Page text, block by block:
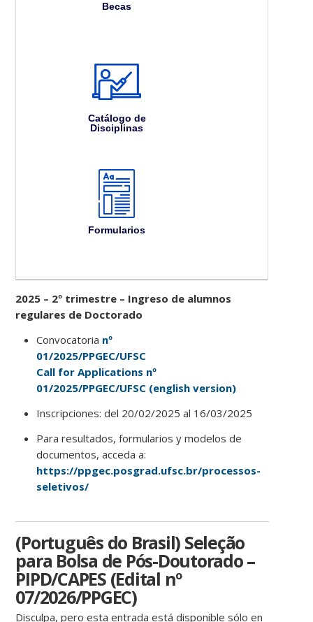
Becas
Catálogo de
Disciplinas
Formularios
2025 – 2º trimestre – Ingreso de alumnos
regulares de Doctorado
Convocatoria nº
01/2025/PPGEC/UFSC
Call for Applications nº
01/2025/PPGEC/UFSC (english version)
Inscripciones: del 20/02/2025 al 16/03/2025
Para resultados, formularios y modelos de
documentos, acceda a:
https://ppgec.posgrad.ufsc.br/processos-
seletivos/
(Português do Brasil) Seleção
para Bolsa de Pós-Doutorado –
PIPD/CAPES (Edital nº
07/2026/PPGEC)
Disculpa, pero esta entrada está disponible sólo en